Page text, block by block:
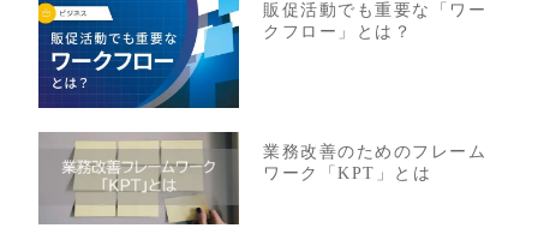
販促活動でも重要な「ワー
クフロー」とは？
業務改善のためのフレーム
ワーク「KPT」とは